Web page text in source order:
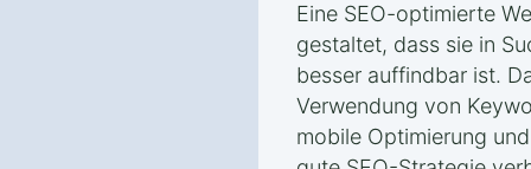
Eine SEO-optimierte
gestaltet, dass sie in
besser auffindbar ist.
Verwendung von
mobile Optimierung